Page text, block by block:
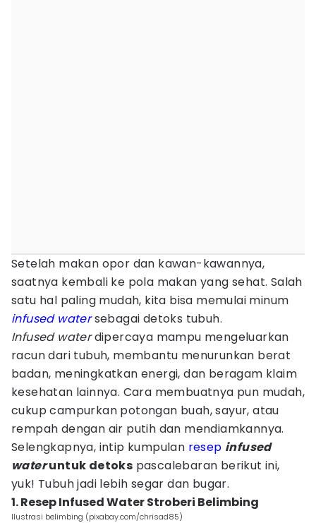
Setelah makan opor dan kawan-kawannya,
saatnya kembali ke pola makan yang sehat. Salah
satu hal paling mudah, kita bisa memulai minum
infused watersebagai detoks tubuh.
Infused waterdipercaya mampu mengeluarkan
racun dari tubuh, membantu menurunkan berat
badan, meningkatkan energi, dan beragam klaim
kesehatan lainnya. Cara membuatnya pun mudah,
cukup campurkan potongan buah, sayur, atau
rempah dengan air putih dan mendiamkannya.
Selengkapnya, intip kumpulan resep infused
wateruntuk detoks pascalebaran berikut ini,
yuk! Tubuh jadi lebih segar dan bugar.
1. Resep Infused Water Stroberi Belimbing
Ilustrasi belimbing (pixabay.com/chrisad85)